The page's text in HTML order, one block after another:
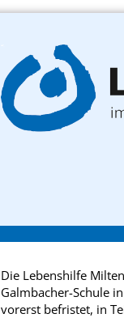
Die Lebenshilfe
Galmbacher-Schule
vorerst befristet, in